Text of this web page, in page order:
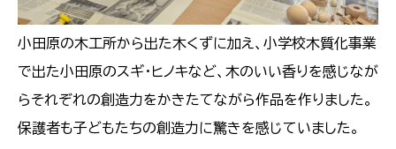
小田原の木工所から出た木くずに加え、小学校木質化事業
で出た小田原のスギ・ヒノキなど、木のいい香りを感じなが
らそれぞれの創造力をかきたてながら作品を作りました。
保護者も子どもたちの創造力に驚きを感じていました。